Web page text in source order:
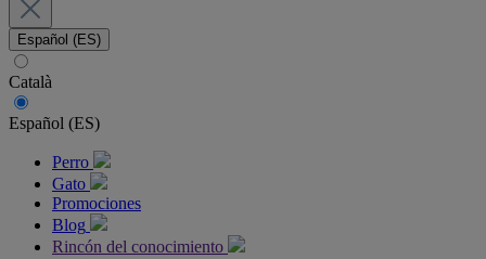
Español (ES)
Català
Español (ES)
Perro
Gato
Promociones
Blog
Rincón del conocimiento